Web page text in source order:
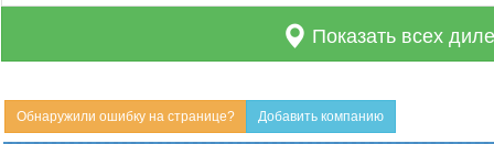
Показать всех
Обнаружили ошибку на странице? Добавить компанию